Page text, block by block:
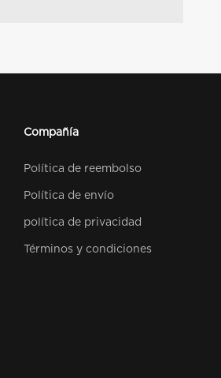
Compañía
Política de reembolso
Política de envío
política de privacidad
Términos y condiciones